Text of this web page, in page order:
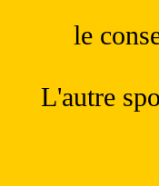
le
L'autre